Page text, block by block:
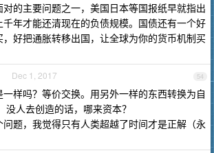
的主要问题之一，美国日本等国报纸早就指出
年才能还清现在的负债规模。国债还有一个好
，好把通胀转移出国，让全球为你的货币机制买
54
Dec 1, 2017
样吗？等价交换。用另外一样的东西转换为自
没人去创造的话，哪来资本？
题，我觉得只有人类超越了时间才是正解（永